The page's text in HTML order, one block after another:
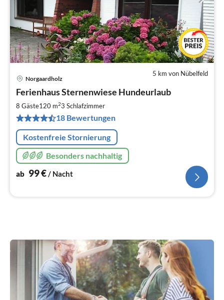
5 km von Nübelfeld
Norgaardholz
Ferienhaus Sternenwiese Hundeurlaub
8 Gäste120 m23 Schlafzimmer
18 Bewertungen
Kostenfreie Stornierung
Besonders nachhaltig
ab 99€/ Nacht